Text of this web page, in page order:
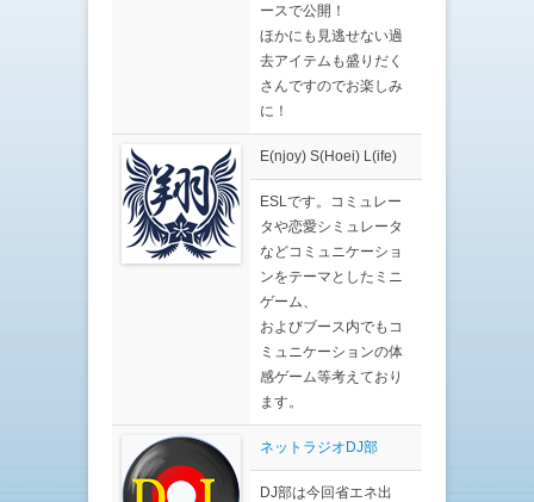
ースで公開！
ほかにも見逃せない過
去アイテムも盛りだく
さんですのでお楽しみ
に！
E(njoy) S(Hoei) L(ife)
ESLです。コミュレー
タや恋愛シミュレータ
などコミュニケーショ
ンをテーマとしたミニ
ゲーム、
およびブース内でもコ
ミュニケーションの体
感ゲーム等考えており
ます。
ネットラジオDJ部
DJ部は今回省エネ出